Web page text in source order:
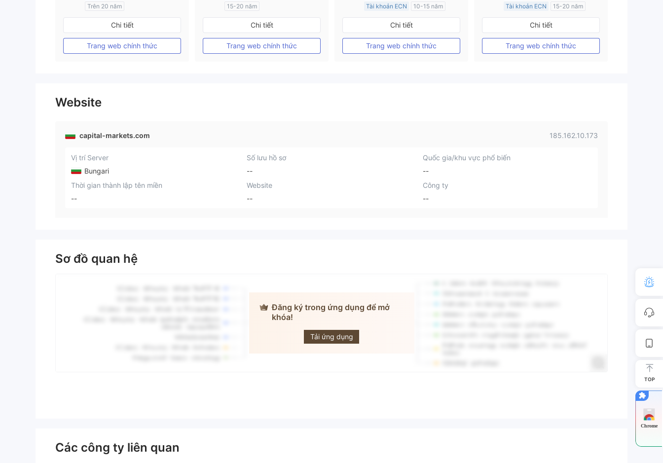
Trên 20 năm
Đăng ký tại Nước Úc
cTrader
Chi tiết
Trang web chính thức
15-20 năm
Đăng ký tại Nước Úc
MT4 Chính thức
Chi tiết
Trang web chính thức
Tài khoản ECN
10-15 năm
Đăng ký tại Nước Úc
MT4 Chính thức
Chi tiết
Trang web chính thức
Tài khoản ECN
15-20 năm
Đăng ký tại Vương quốc Anh
MT4 Chính thức
Chi tiết
Trang web chính thức
Website
capital-markets.com 185.162.10.173
Vị trí Server
Bungari
Số lưu hồ sơ
--
Quốc gia/khu vực phổ biến
--
Thời gian thành lập tên miền
--
Website
--
Công ty
--
Sơ đồ quan hệ
Đăng ký trong ứng dụng để mở
khóa!
Tải ứng dụng
Các công ty liên quan
TOP
Chrome